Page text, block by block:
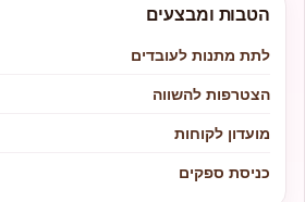
הטבות ומבצעים
לתת מתנות לעובדים
הצטרפות להשווה
מועדון לקוחות
כניסת ספקים